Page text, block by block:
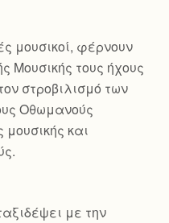
μουσικοί, φέρνουν
Μουσικής τους ήχους
στροβιλισμό των
Οθωμανούς
και
με την